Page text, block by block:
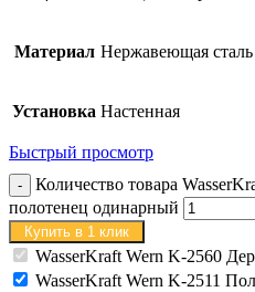
Материал Нержавеющая сталь
Установка Настенная
Быстрый просмотр
Количество товара
полотенец одинарный
Купить в 1 клик
WasserKraft Wern K-2560
WasserKraft Wern K-2511